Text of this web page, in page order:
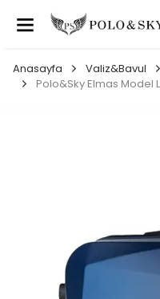
Anasayfa Valiz&Bavul
Polo&Sky Elmas Model